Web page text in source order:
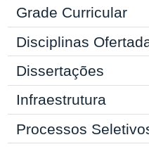
Grade Curricular
Disciplinas
Dissertações
Infraestrutura
Processos